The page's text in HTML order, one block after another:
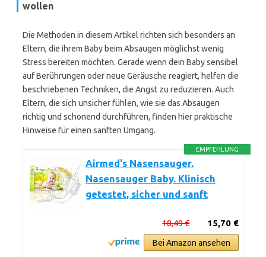
wollen
Die Methoden in diesem Artikel richten sich besonders an
Eltern, die ihrem Baby beim Absaugen möglichst wenig
Stress bereiten möchten. Gerade wenn dein Baby sensibel
auf Berührungen oder neue Geräusche reagiert, helfen die
beschriebenen Techniken, die Angst zu reduzieren. Auch
Eltern, die sich unsicher fühlen, wie sie das Absaugen
richtig und schonend durchführen, finden hier praktische
Hinweise für einen sanften Umgang.
EMPFEHLUNG
Airmed's Nasensauger.
Nasensauger Baby. Klinisch
getestet, sicher und sanft
15,70 €
18,49 €
Bei Amazon ansehen